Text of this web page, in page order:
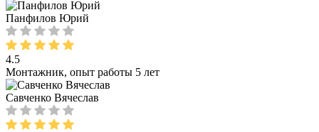
Панфилов Юрий
4.5
Монтажник, опыт работы 5 лет
Савченко Вячеслав